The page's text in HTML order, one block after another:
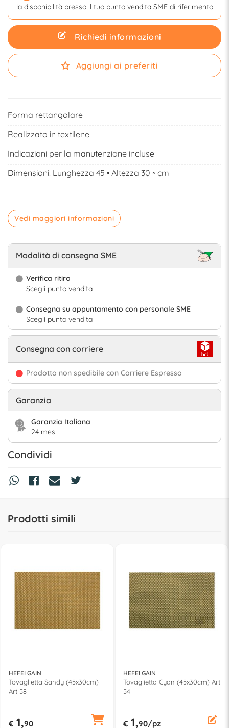
la disponibilità presso il tuo punto vendita SME di riferimento
Richiedi informazioni
Aggiungi ai preferiti
Forma rettangolare
Realizzato in textilene
Indicazioni per la manutenzione incluse
Dimensioni: Lunghezza 45 • Altezza 30 ◦ cm
Vedi maggiori informazioni
Modalità di consegna SME
Verifica ritiro
Scegli punto vendita
Consegna su appuntamento con personale SME
Scegli punto vendita
Consegna con corriere
Prodotto non spedibile con Corriere Espresso
Garanzia
Garanzia Italiana
24 mesi
Condividi
Prodotti simili
HEFEI GAIN
Tovaglietta Sandy (45x30cm)
Art 58
€ 1,90
HEFEI GAIN
Tovaglietta Cyan (45x30cm) Art
54
€ 1,90/pz